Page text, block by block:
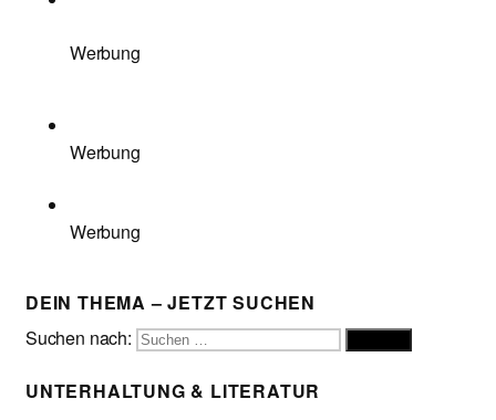
Werbung
Werbung
Werbung
DEIN THEMA – JETZT SUCHEN
Suchen nach:
UNTERHALTUNG & LITERATUR